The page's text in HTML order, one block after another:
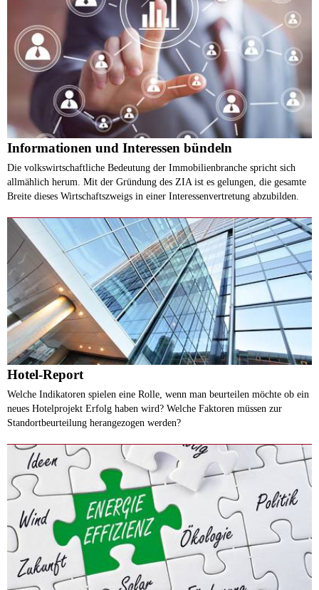
Informationen und Interessen bündeln
Die volkswirtschaftliche Bedeutung der Immobilienbranche spricht sich
allmählich herum. Mit der Gründung des ZIA ist es gelungen, die gesamte
Breite dieses Wirtschaftszweigs in einer Interessenvertretung abzubilden.
Hotel-Report
Welche Indikatoren spielen eine Rolle, wenn man beurteilen möchte ob ein
neues Hotelprojekt Erfolg haben wird? Welche Faktoren müssen zur
Standortbeurteilung herangezogen werden?